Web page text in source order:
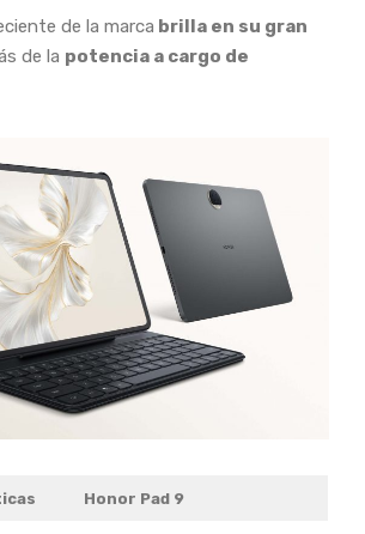
de la marca brilla en su gran
de la potencia a cargo de
Honor Pad 9